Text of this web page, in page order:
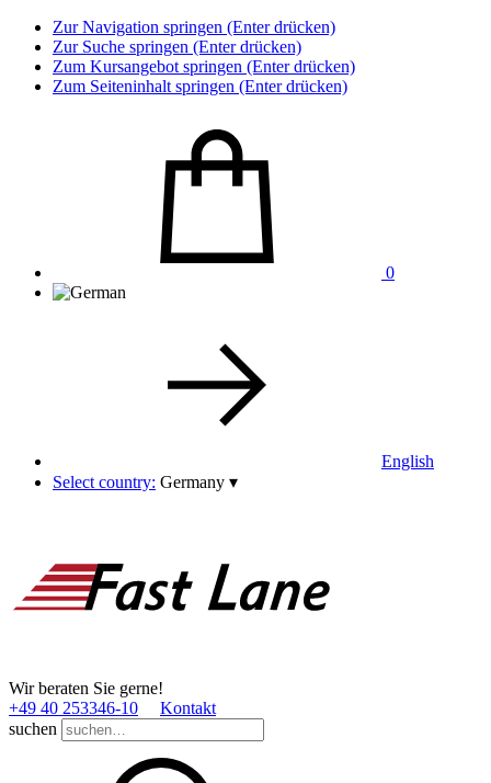
Zur Navigation springen (Enter drücken)
Zur Suche springen (Enter drücken)
Zum Kursangebot springen (Enter drücken)
Zum Seiteninhalt springen (Enter drücken)
0
English
Select country: Germany ▾
Wir beraten Sie gerne!
+49 40 253346­-10
Kontakt
suchen